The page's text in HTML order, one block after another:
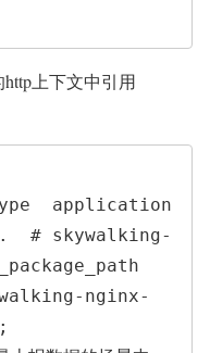
上下文中引用
application
# skywalking-
nginx-